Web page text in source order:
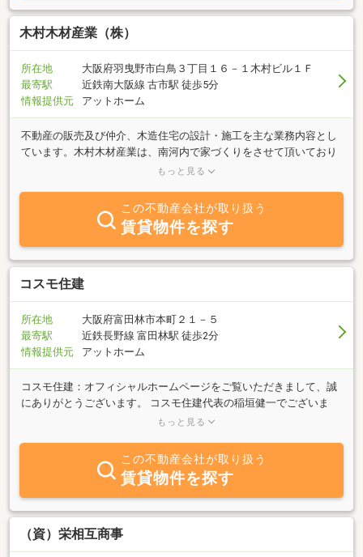
収益物件のオーナー様のお悩みも自身が身を持って経験し、日々思
案しながら起こった事案に対し、対応させて頂いております。自身
に寄り添える不動産会社で有りたい、と思っております。皆様のお
力添えを頂きまして、２０１９年１２月に自社マンション「Ｋコー
ト軽里」を新築し、当社も１階部分へ事務所移転致しました。営業
気軽に、お問い合わせ頂けましたら、ありがたく存じます。
木村木材産業（株）
所在地
大阪府羽曳野市白鳥３丁目１６－１木村ビル１Ｆ
最寄駅
近鉄南大阪線 古市駅 徒歩5分
情報提供元
アットホーム
不動産の販売及び仲介、木造住宅の設計・施工を主な業務内容とし
ています。木村木材産業は、南河内で家づくりをさせて頂いており
ます。これからも永年お客様の財産となるものをご提供できるよ
らお待ちしております。
もっと見る
この不動産会社が取り扱う
賃貸物件を探す
コスモ住建
所在地
大阪府富田林市本町２１－５
最寄駅
近鉄長野線 富田林駅 徒歩2分
情報提供元
アットホーム
コスモ住建：オフィシャルホームページをご覧いただきまして、誠
にありがとうございます。 コスモ住建代表の稲垣健一でございま
す。 コスモ住建は、大阪 富田林で創業以来32年、不動産の売却の
る 町のe不動産やさんです。 不動産の売却は、不動産の価値とリス
クを一瞬で判断するSelFin（セルフィン）や、希望条件を入力後２
４時間以内に新着物件情報をお届けするAI評価付き物件提案ロボ
（コスモテック）など、他社にない様々な付加価値サービス（売却
の武器）を戦略的に利用して、売主様の不動産を有利・高額に売却
することを目標に取り組んでいます。 不動産の売却は、法務大臣認
もっと見る
この不動産会社が取り扱う
賃貸物件を探す
（資）栄相互商事